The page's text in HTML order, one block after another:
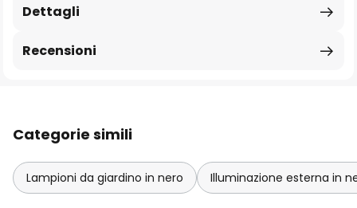
Dettagli
Recensioni
Categorie simili
Lampioni da giardino in nero Illuminazione esterna in